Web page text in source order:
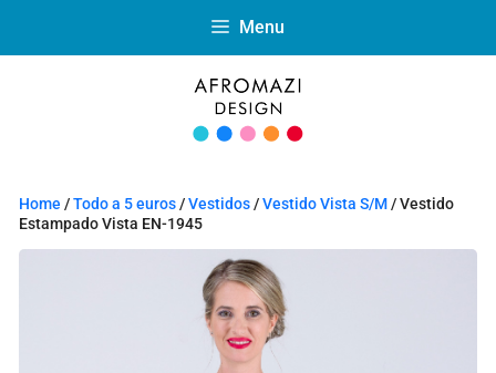
Menu
Home /Todo a 5 euros/Vestidos/Vestido Vista S/M/ Vestido
Estampado Vista EN-1945